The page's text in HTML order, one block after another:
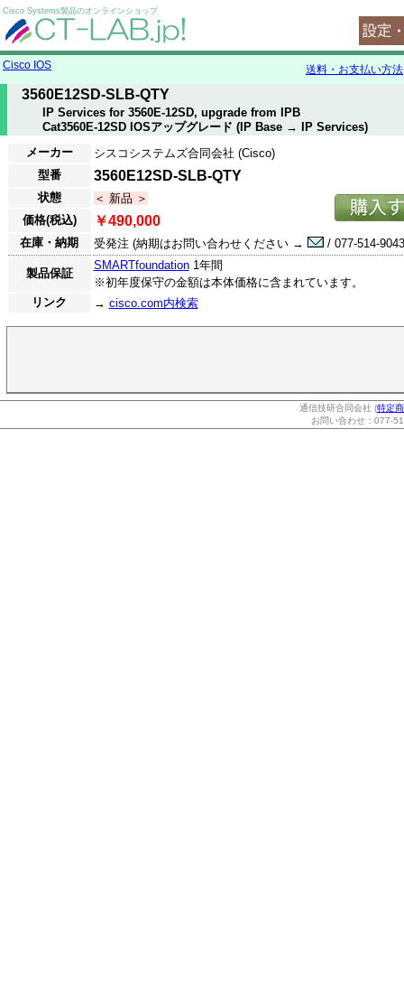
Cisco Systems製品のオンラインショップ
Cisco IOS 送料・お支払い方法
3560E12SD-SLB-QTY
IP Services for 3560E-12SD, upgrade from IPB
Cat3560E-12SD IOSアップグレード (IP Base → IP Services)
メーカー
シスコシステムズ合同会社 (Cisco)
型番
3560E12SD-SLB-QTY
状態
＜ 新品 ＞
価格(税込)
￥490,000
在庫・納期 受発注 (納期はお問い合わせください → / 077-514-
製品保証
SMARTfoundation1年間
※初年度保守の金額は本体価格に含まれています。
リンク
→ cisco.com内検索
通信技研合同会社 (特定
お問い合わせ：077-